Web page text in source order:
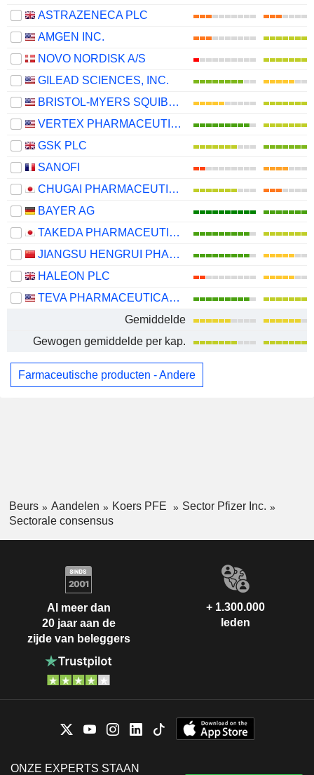
ASTRAZENECA PLC
AMGEN INC.
NOVO NORDISK A/S
GILEAD SCIENCES, INC.
BRISTOL-MYERS SQUIBB COMPANY
VERTEX PHARMACEUTICALS INCORPORATED
GSK PLC
SANOFI
CHUGAI PHARMACEUTICAL CO., LTD.
BAYER AG
TAKEDA PHARMACEUTICAL COMPANY LIMITED
JIANGSU HENGRUI PHARMACEUTICALS CO.,LTD
HALEON PLC
TEVA PHARMACEUTICAL INDUSTRIES LIMITED
Gemiddelde
Gewogen gemiddelde per kap.
Farmaceutische producten - Andere
Beurs Aandelen Koers PFE
Sector Pfizer Inc.
Sectorale consensus
Al meer dan
20 jaar aan de
zijde van beleggers
+ 1.300.000
leden
ONZE EXPERTS STAAN